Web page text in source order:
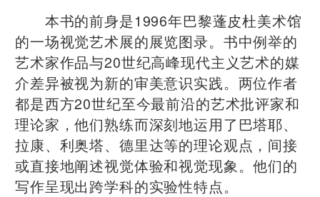
本书的前身是1996年巴黎蓬皮杜美术馆
的一场视觉艺术展的展览图录。书中例举的
艺术家作品与20世纪高峰现代主义艺术的媒
介差异被视为新的审美意识实践。两位作者
都是西方20世纪至今最前沿的艺术批评家和
理论家，他们熟练而深刻地运用了巴塔耶、
拉康、利奥塔、德里达等的理论观点，间接
或直接地阐述视觉体验和视觉现象。他们的
写作呈现出跨学科的实验性特点。